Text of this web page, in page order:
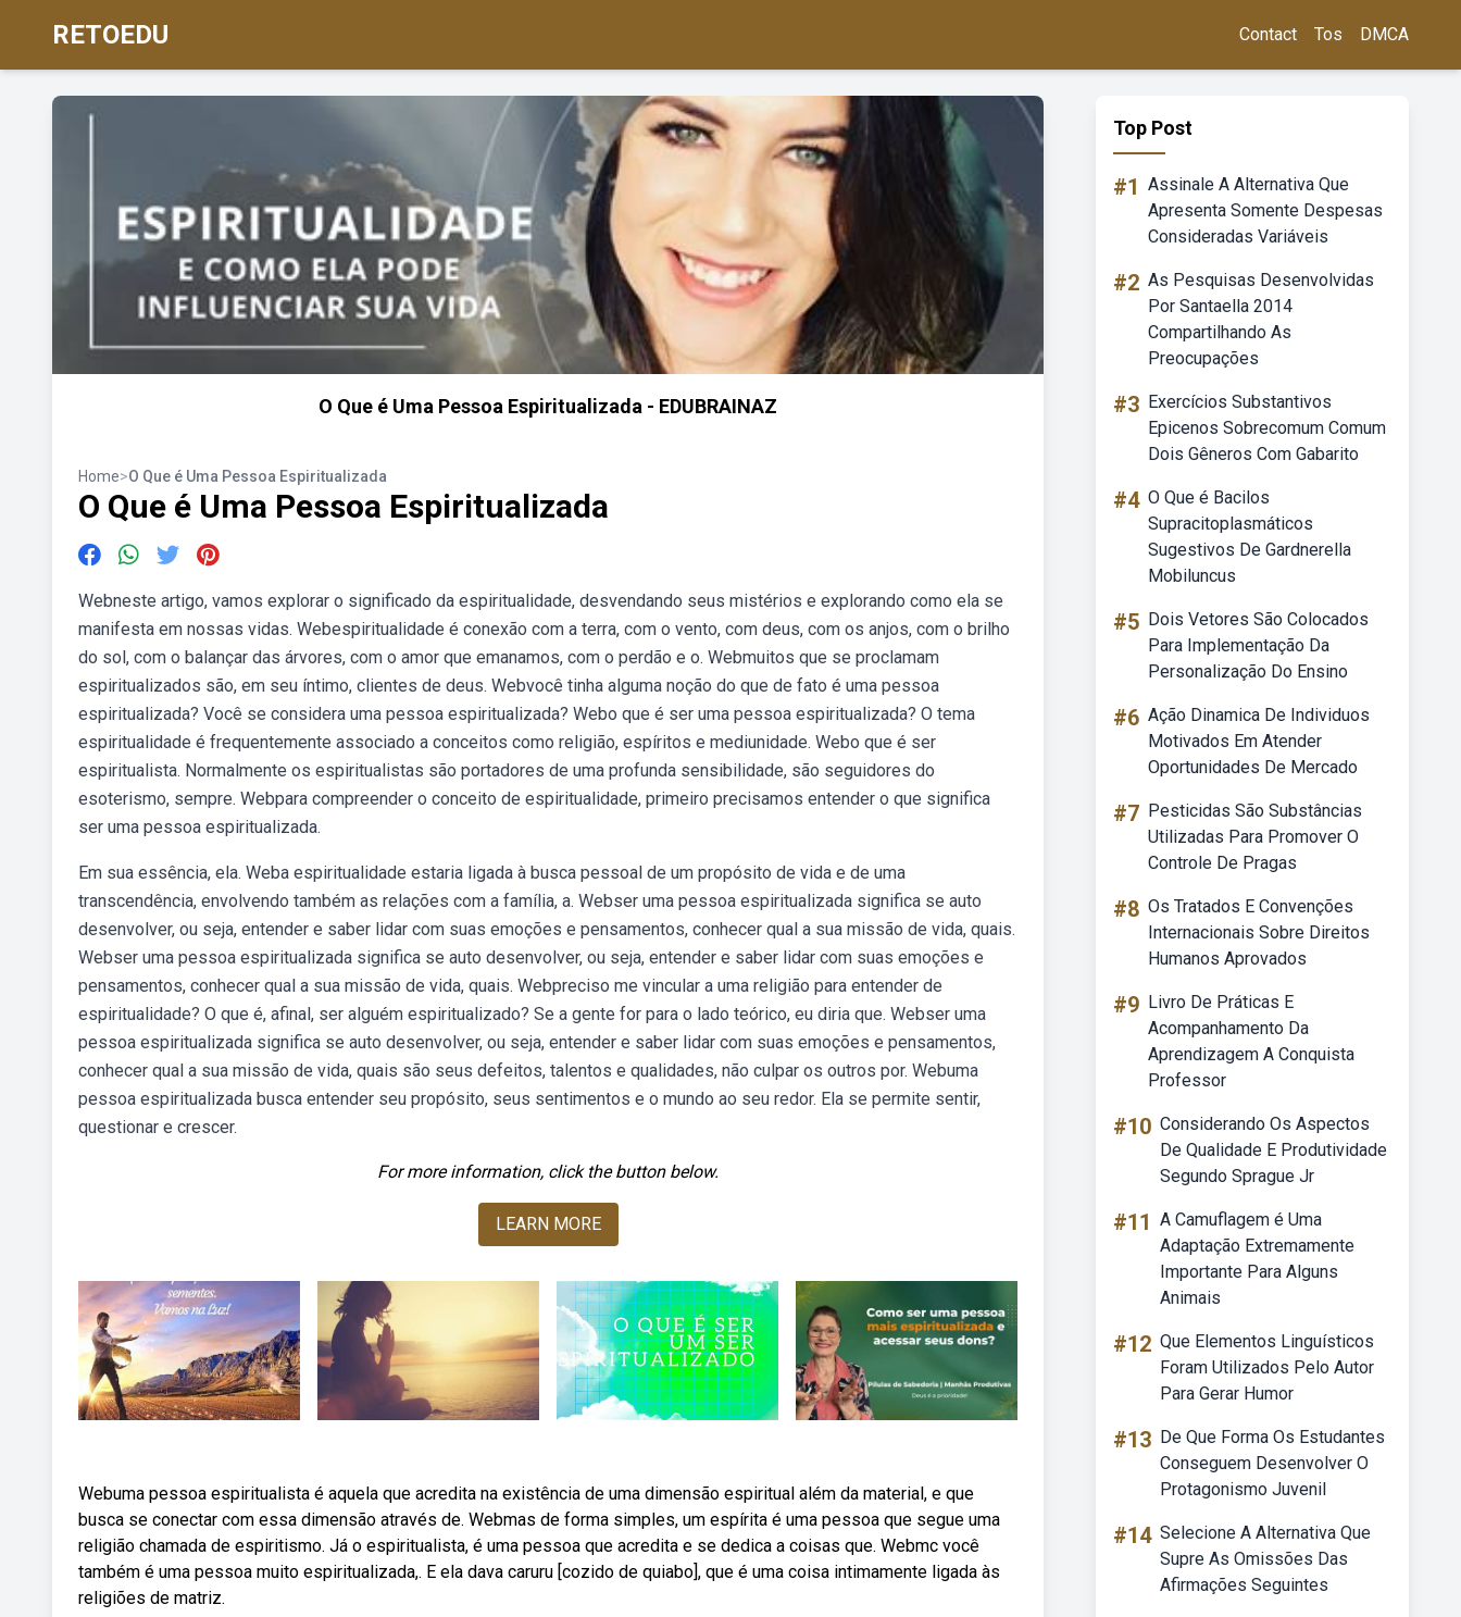
RETOEDU Contact Tos DMCA
O Que é Uma Pessoa Espiritualizada - EDUBRAINAZ
Home>O Que é Uma Pessoa Espiritualizada
O Que é Uma Pessoa Espiritualizada
Webneste artigo, vamos explorar o significado da espiritualidade, desvendando seus mistérios e explorando como ela se
manifesta em nossas vidas. Webespiritualidade é conexão com a terra, com o vento, com deus, com os anjos, com o brilho
do sol, com o balançar das árvores, com o amor que emanamos, com o perdão e o. Webmuitos que se proclamam
espiritualizados são, em seu íntimo, clientes de deus. Webvocê tinha alguma noção do que de fato é uma pessoa
espiritualizada? Você se considera uma pessoa espiritualizada? Webo que é ser uma pessoa espiritualizada? O tema
espiritualidade é frequentemente associado a conceitos como religião, espíritos e mediunidade. Webo que é ser
espiritualista. Normalmente os espiritualistas são portadores de uma profunda sensibilidade, são seguidores do
esoterismo, sempre. Webpara compreender o conceito de espiritualidade, primeiro precisamos entender o que significa
ser uma pessoa espiritualizada.
Em sua essência, ela. Weba espiritualidade estaria ligada à busca pessoal de um propósito de vida e de uma
transcendência, envolvendo também as relações com a família, a. Webser uma pessoa espiritualizada significa se auto
desenvolver, ou seja, entender e saber lidar com suas emoções e pensamentos, conhecer qual a sua missão de vida, quais.
Webser uma pessoa espiritualizada significa se auto desenvolver, ou seja, entender e saber lidar com suas emoções e
pensamentos, conhecer qual a sua missão de vida, quais. Webpreciso me vincular a uma religião para entender de
espiritualidade? O que é, afinal, ser alguém espiritualizado? Se a gente for para o lado teórico, eu diria que. Webser uma
pessoa espiritualizada significa se auto desenvolver, ou seja, entender e saber lidar com suas emoções e pensamentos,
conhecer qual a sua missão de vida, quais são seus defeitos, talentos e qualidades, não culpar os outros por. Webuma
pessoa espiritualizada busca entender seu propósito, seus sentimentos e o mundo ao seu redor. Ela se permite sentir,
questionar e crescer.
For more information, click the button below.
LEARN MORE
Webuma pessoa espiritualista é aquela que acredita na existência de uma dimensão espiritual além da material, e que
busca se conectar com essa dimensão através de. Webmas de forma simples, um espírita é uma pessoa que segue uma
religião chamada de espiritismo. Já o espiritualista, é uma pessoa que acredita e se dedica a coisas que. Webmc você
também é uma pessoa muito espiritualizada,. E ela dava caruru [cozido de quiabo], que é uma coisa intimamente ligada às
religiões de matriz.
Top Post
#1 Assinale A Alternativa Que
Apresenta Somente Despesas
Consideradas Variáveis
#2 As Pesquisas Desenvolvidas
Por Santaella 2014
Compartilhando As
Preocupações
#3 Exercícios Substantivos
Epicenos Sobrecomum Comum
Dois Gêneros Com Gabarito
#4 O Que é Bacilos
Supracitoplasmáticos
Sugestivos De Gardnerella
Mobiluncus
#5 Dois Vetores São Colocados
Para Implementação Da
Personalização Do Ensino
#6 Ação Dinamica De Individuos
Motivados Em Atender
Oportunidades De Mercado
#7 Pesticidas São Substâncias
Utilizadas Para Promover O
Controle De Pragas
#8 Os Tratados E Convenções
Internacionais Sobre Direitos
Humanos Aprovados
#9 Livro De Práticas E
Acompanhamento Da
Aprendizagem A Conquista
Professor
#10 Considerando Os Aspectos
De Qualidade E Produtividade
Segundo Sprague Jr
#11 A Camuflagem é Uma
Adaptação Extremamente
Importante Para Alguns
Animais
#12 Que Elementos Linguísticos
Foram Utilizados Pelo Autor
Para Gerar Humor
#13 De Que Forma Os Estudantes
Conseguem Desenvolver O
Protagonismo Juvenil
#14 Selecione A Alternativa Que
Supre As Omissões Das
Afirmações Seguintes